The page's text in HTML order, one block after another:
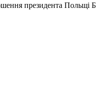
президента Польщі